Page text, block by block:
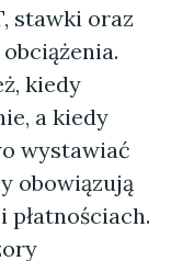
stawki oraz
kiedy
a kiedy
wystawiać
obowiązują
płatnościach.